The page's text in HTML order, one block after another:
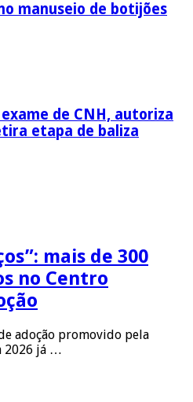
manuseio de botijões
de CNH, autoriza
etapa de baliza
mais de 300
no Centro
adoção promovido pela
2026 já …